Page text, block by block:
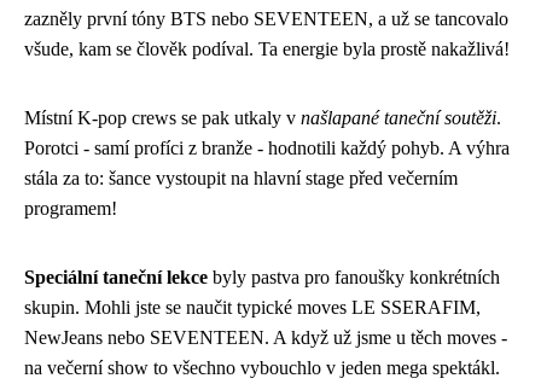
zazněly první tóny BTS nebo SEVENTEEN, a už se tancovalo
všude, kam se člověk podíval. Ta energie byla prostě nakažlivá!
Místní K-pop crews se pak utkaly v našlapané taneční soutěži.
Porotci - samí profíci z branže - hodnotili každý pohyb. A výhra
stála za to: šance vystoupit na hlavní stage před večerním
programem!
Speciální taneční lekce byly pastva pro fanoušky konkrétních
skupin. Mohli jste se naučit typické moves LE SSERAFIM,
NewJeans nebo SEVENTEEN. A když už jsme u těch moves -
na večerní show to všechno vybouchlo v jeden mega spektákl.